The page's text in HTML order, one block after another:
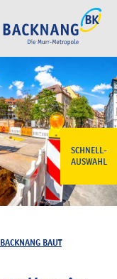
SCHNELL-
AUSWAHL
BAUT